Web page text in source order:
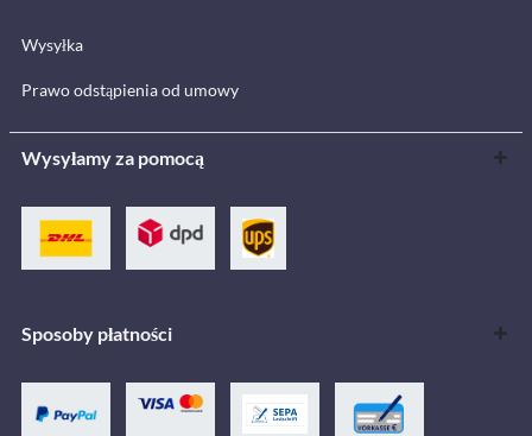
Wysyłka
Prawo odstąpienia od umowy
Wysyłamy za pomocą
Sposoby płatności